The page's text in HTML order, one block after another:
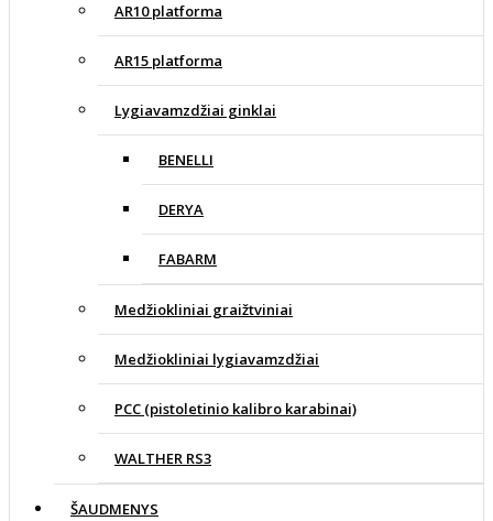
AR10 platforma
AR15 platforma
Lygiavamzdžiai ginklai
BENELLI
DERYA
FABARM
Medžiokliniai graižtviniai
Medžiokliniai lygiavamzdžiai
PCC (pistoletinio kalibro karabinai)
WALTHER RS3
ŠAUDMENYS